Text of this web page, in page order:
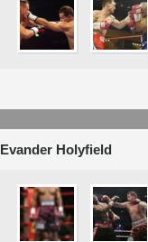
Evander Holyfield